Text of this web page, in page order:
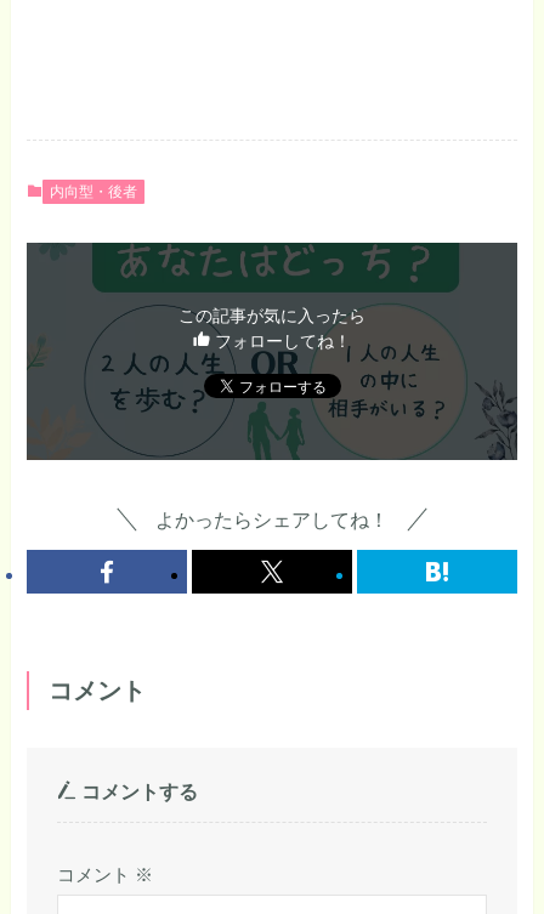
内向型・後者
この記事が気に入ったら
フォローしてね！
よかったらシェアしてね！
コメント
コメントする
コメント ※